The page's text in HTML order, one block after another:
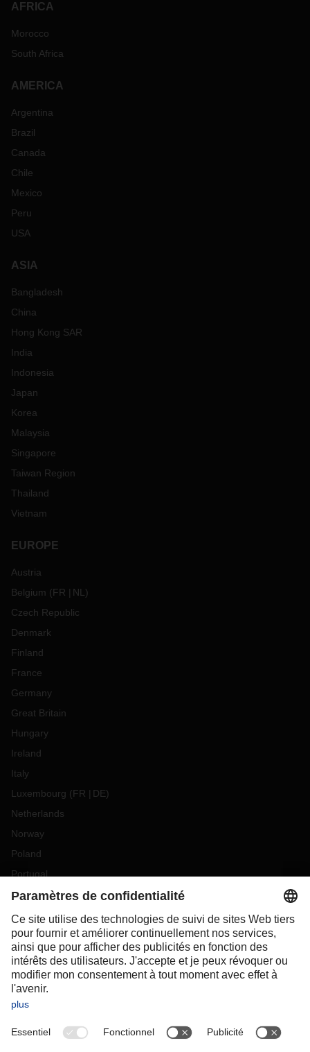
AFRICA
Morocco
South Africa
AMERICA
Argentina
Brazil
Canada
Chile
Mexico
Peru
USA
ASIA
Bangladesh
China
Hong Kong SAR
India
Indonesia
Japan
Korea
Malaysia
Singapore
Taiwan Region
Thailand
Vietnam
EUROPE
Austria
Belgium (FR NL )
Czech Republic
Denmark
Finland
France
Germany
Great Britain
Hungary
Ireland
Italy
Luxembourg (FR DE)
Netherlands
Norway
Poland
Portugal
Romania
Slovakia
Spain
Sweden
Switzerland(DE FR)
Turkey
OCEANIA